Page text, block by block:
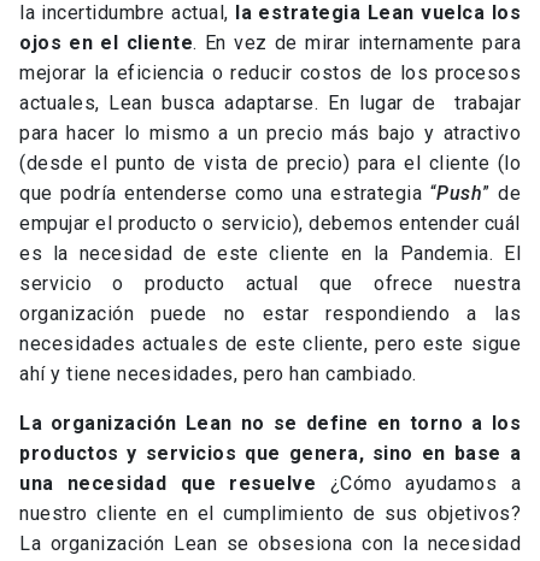
la incertidumbre actual, la estrategia Lean vuelca los
ojos en el cliente. En vez de mirar internamente para
mejorar la eficiencia o reducir costos de los procesos
actuales, Lean busca adaptarse. En lugar de trabajar
para hacer lo mismo a un precio más bajo y atractivo
(desde el punto de vista de precio) para el cliente (lo
que podría entenderse como una estrategia “Push” de
empujar el producto o servicio), debemos entender cuál
es la necesidad de este cliente en la Pandemia. El
servicio o producto actual que ofrece nuestra
organización puede no estar respondiendo a las
necesidades actuales de este cliente, pero este sigue
ahí y tiene necesidades, pero han cambiado.
La organización Lean no se define en torno a los
productos y servicios que genera, sino en base a
una necesidad que resuelve ¿Cómo ayudamos a
nuestro cliente en el cumplimiento de sus objetivos?
La organización Lean se obsesiona con la necesidad